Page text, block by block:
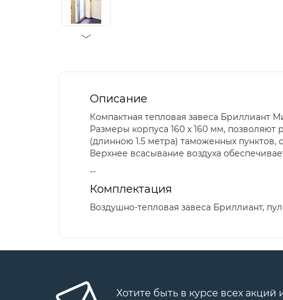
Описание
Компактная тепловая завеса Бриллиант
Размеры корпуса 160 x 160 мм,
(длинною 1.5 метра) таможенных пунктов,
Верхнее всасывание воздуха
--
Комплектация
Воздушно-тепловая завеса Бриллиант,
Хотите быть в курсе всех акций